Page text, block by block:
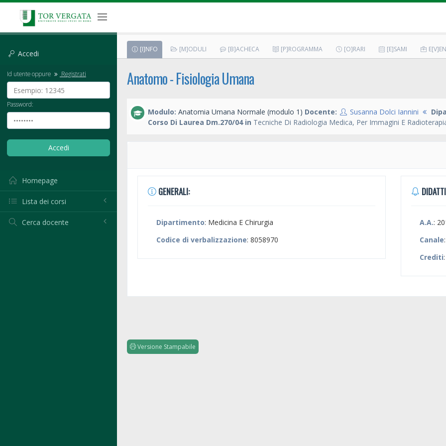
Accedi
Id utente oppure Registrati
Password:
Homepage
Lista dei corsi
Cerca docente
[I]NFO [M]ODULI [B]ACHECA [P]ROGRAMMA [O]RARI [E]SAMI
Anatomo - Fisiologia Umana
Modulo: Anatomia Umana Normale (modulo 1) Docente: Susanna Dolci Iannini
Corso Di Laurea Dm.270/04 in Tecniche Di Radiologia Medica, Per Immagini E
GENERALI:
Dipartimento: Medicina E Chirurgia
Codice di verbalizzazione: 8058970
A.A.:
Canale
Crediti
Versione Stampabile